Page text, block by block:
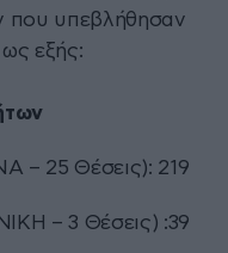
που υπεβλήθησαν
εξής:
– 25 Θέσεις): 219
– 3 Θέσεις) :39